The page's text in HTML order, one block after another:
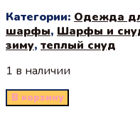
Категории: Одежда
шарфы, Шарфы и
зиму, теплый снуд
1 в наличии
В корзину